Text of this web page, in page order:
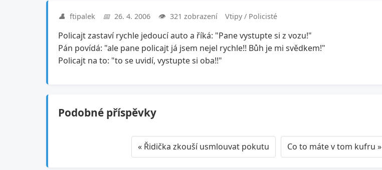
👤 ftipalek 📅 26. 4. 2006 👁️ 321 zobrazení Vtipy / Policisté
Policajt zastaví rychle jedoucí auto a říká: "Pane vystupte si z vozu!"
Pán povídá: "ale pane policajt já jsem nejel rychle!! Bůh je mi svědkem!"
Policajt na to: "to se uvidí, vystupte si oba!!"
Podobné příspěvky
« Řidička zkouší usmlouvat pokutu Co to máte v tom kufru »